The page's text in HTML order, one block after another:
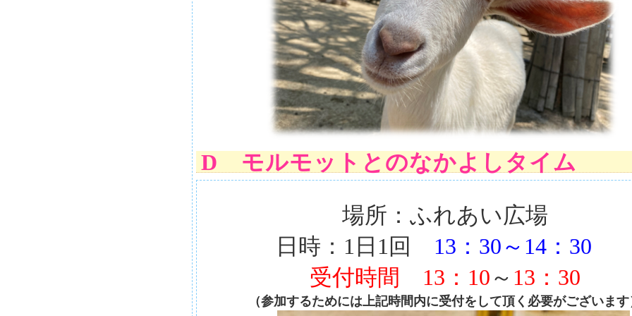
D モルモットとのなかよしタイム
場所：ふれあい広場
日時：1日1回
13：30～14：30
受付時間
13：10～ 13：30
（参加するためには上記時間内に受付をして頂く必要がございます